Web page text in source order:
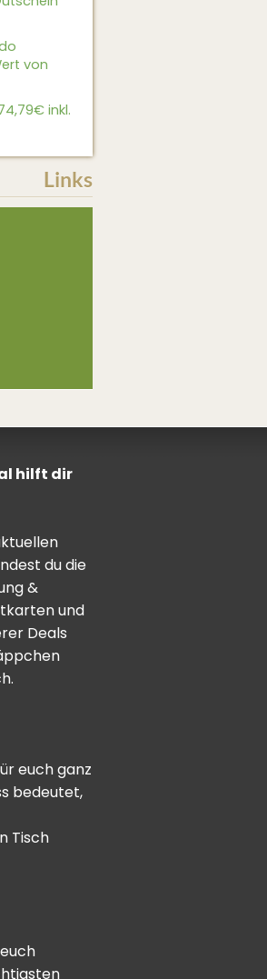
von
inkl.
Links
hilft dir
du die
&
und
Deals
euch ganz
bedeutet,
Tisch